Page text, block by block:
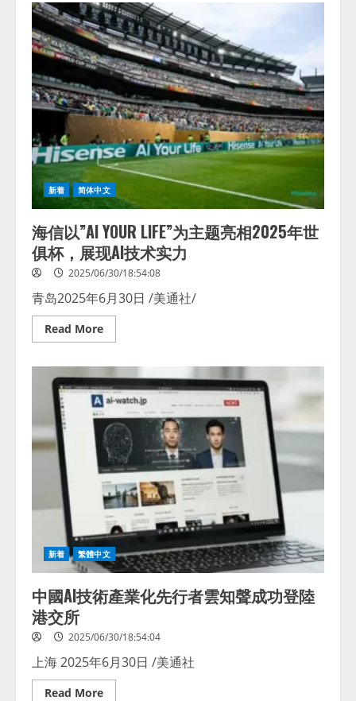
国
AI
技
术
产
业
化
先
行
者
云
知
声
成
功
登
陆
港
交
新着 简体中文
海信以”AI YOUR LIFE”为主题亮相2025年世
俱杯，展现AI技术实力
2025/06/30/18:54:08
青岛2025年6月30日 /美通社/
Read MoreRead
more
以”AI
YOUR
LIFE”为
主
题
亮
相
2025
年
世
俱
杯，
展
现
AI
技
术
实
新着 繁體中文
中國AI技術產業化先行者雲知聲成功登陸
港交所
2025/06/30/18:54:04
上海 2025年6月30日 /美通社
Read MoreRead